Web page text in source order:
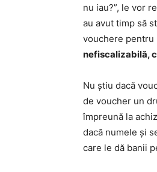
nu iau?”, le vor
au avut timp să
vouchere pentru
nefiscalizabilă,
Nu știu dacă
de voucher un
împreună la
dacă numele și
care le dă banii